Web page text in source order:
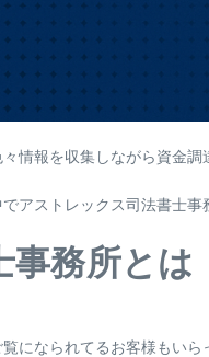
情報を収集しながら資金調
アストレックス司法書士事
事務所とは
になられてるお客様もいら